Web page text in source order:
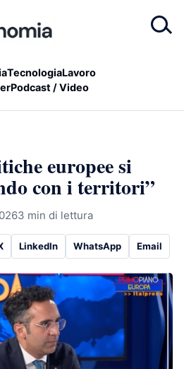
TecnologiaLavoro
Podcast / Video
europee si
con i territori”
3 min di lettura
LinkedIn WhatsApp Email